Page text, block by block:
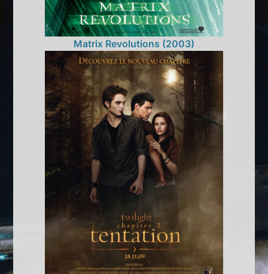
Matrix Revolutions (2003)